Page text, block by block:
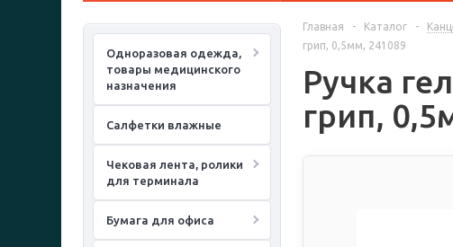
Одноразовая одежда,
товары медицинского
назначения
Салфетки влажные
Чековая лента, ролики
для терминала
Бумага для офиса
Главная - Каталог -
грип, 0,5мм, 241089
Ручка
грип,